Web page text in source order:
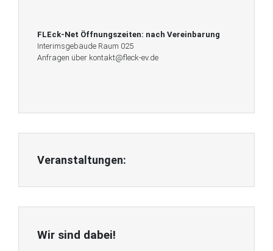
FLEck-Net Öffnungszeiten: nach Vereinbarung
Interimsgebäude Raum 025
Anfragen über kontakt@fleck-ev.de
Veranstaltungen:
Wir sind dabei!